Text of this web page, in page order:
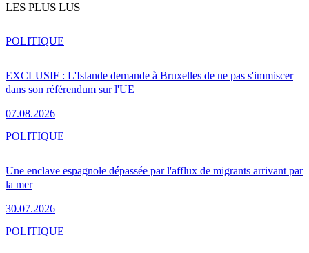
LES PLUS LUS
EXCLUSIF : L'Islande demande à Bruxelles de ne pas s'immiscer
dans son référendum sur l'UE
07.08.2026
POLITIQUE
Une enclave espagnole dépassée par l'afflux de migrants arrivant par
la mer
30.07.2026
POLITIQUE
POLITIQUE